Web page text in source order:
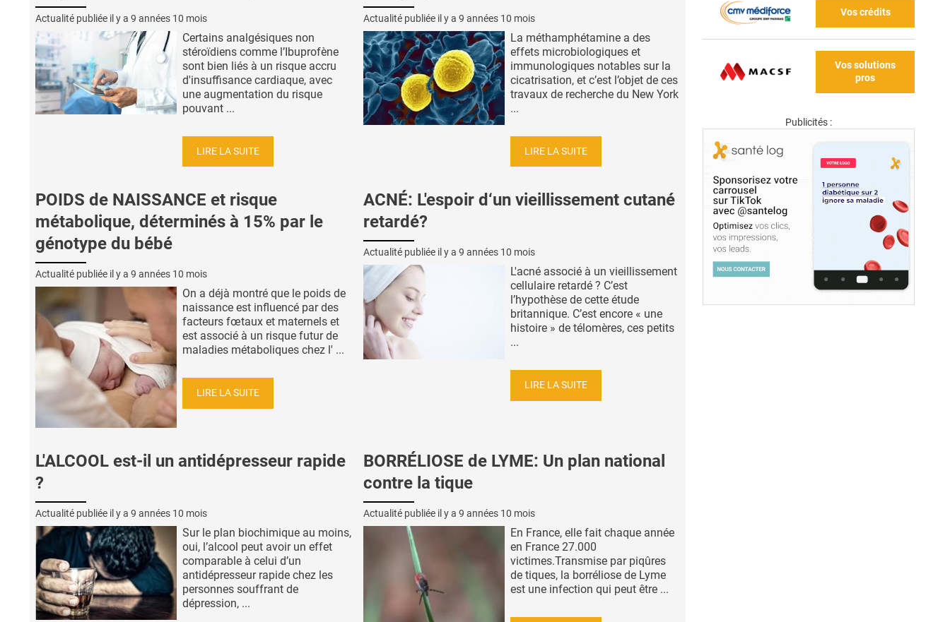
Actualité publiée il y a 9 années 10 mois
Certains analgésiques non
stéroïdiens comme l’Ibuprofène
sont bien liés à un risque accru
d'insuffisance cardiaque, avec
une augmentation du risque
pouvant ...
LIRE LA SUITE
Actualité publiée il y a 9 années 10 mois
La méthamphétamine a des
effets microbiologiques et
immunologiques notables sur la
cicatrisation, et c’est l’objet de ces
travaux de recherche du New York
...
LIRE LA SUITE
POIDS de NAISSANCE et risque
métabolique, déterminés à 15% par le
génotype du bébé
Actualité publiée il y a 9 années 10 mois
On a déjà montré que le poids de
naissance est influencé par des
facteurs fœtaux et maternels et
est associé à un risque futur de
maladies métaboliques chez l' ...
LIRE LA SUITE
ACNÉ: L'espoir d‘un vieillissement cutané
retardé?
Actualité publiée il y a 9 années 10 mois
L'acné associé à un vieillissement
cellulaire retardé ? C’est
l’hypothèse de cette étude
britannique. C’est encore « une
histoire » de télomères, ces petits
...
LIRE LA SUITE
L'ALCOOL est-il un antidépresseur rapide
?
Actualité publiée il y a 9 années 10 mois
Sur le plan biochimique au moins,
oui, l’alcool peut avoir un effet
comparable à celui d’un
antidépresseur rapide chez les
personnes souffrant de
dépression, ...
BORRÉLIOSE de LYME: Un plan national
contre la tique
Actualité publiée il y a 9 années 10 mois
En France, elle fait chaque année
en France 27.000
victimes.Transmise par piqûres
de tiques, la borréliose de Lyme
est une infection qui peut être ...
Vos crédits
Vos solutions
pros
Publicités :